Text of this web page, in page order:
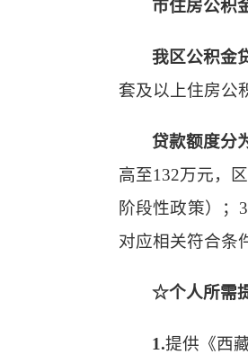
市住房公积
我区公积金
套及以上住房公
贷款额度分
高至132万元，
阶段性政策）；
对应相关符合条
☆个人所需
1.提供《西